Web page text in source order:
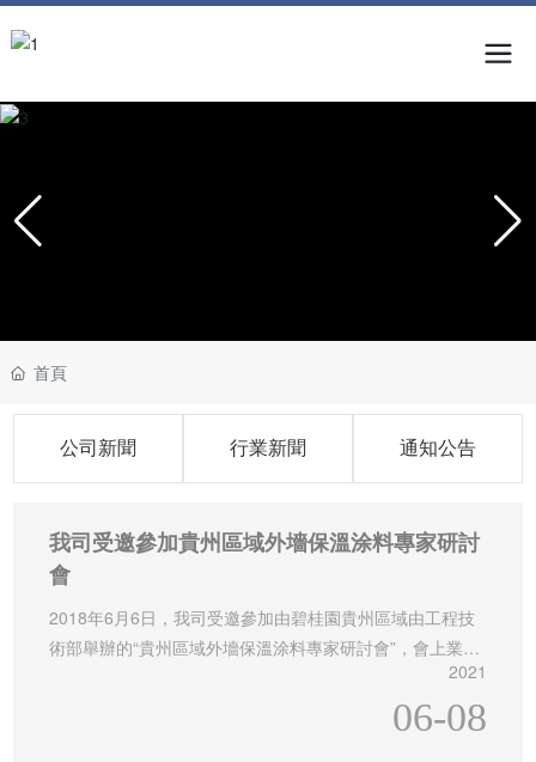
首頁
公司新聞 行業新聞 通知公告
我司受邀參加貴州區域外墻保溫涂料專家研討
會
2018年6月6日，我司受邀參加由碧桂園貴州區域由工程技
術部舉辦的“貴州區域外墻保溫涂料專家研討會”，會上業界
專家，就貴州區域新材料、新技術應用的疑惑、困難進行研
討，進一步對新材料、新技術應用進行推廣、落地。
2021
06-08